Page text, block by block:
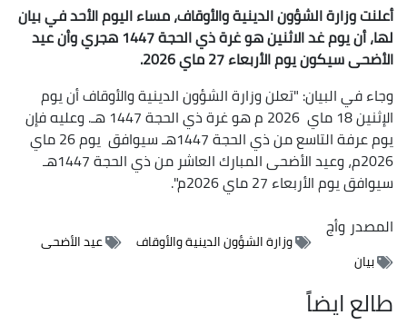
أعلنت وزارة الشؤون الدينية والأوقاف، مساء اليوم الأحد في بيان
لها، أن يوم غد الاثنين هو غرة ذي الحجة 1447 هجري وأن عيد
الأضحى سيكون يوم الأربعاء 27 ماي 2026.
وجاء في البيان: "تعلن وزارة الشؤون الدينية والأوقاف أن يوم
الإثنين 18 ماي 2026 م هو غرة ذي الحجة 1447 هـ. وعليه فإن
يوم عرفة التاسع من ذي الحجة 1447هـ سيوافق يوم 26 ماي
2026م، وعيد الأضحى المبارك العاشر من ذي الحجة 1447هـ
سيوافق يوم الأربعاء 27 ماي 2026م".
المصدروأج
وزارة الشؤون الدينية والأوقاف
عيد الأضحى
بيان
طالع ايضاً